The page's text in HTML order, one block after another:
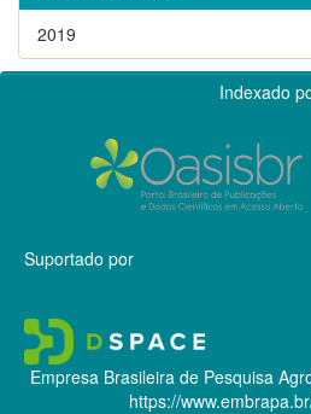
2019
Indexado
Suportado por
Empresa Brasileira de Pesquisa
https://